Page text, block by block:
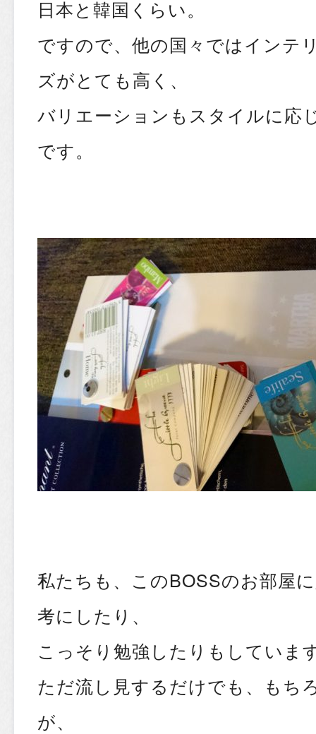
日本と韓国くらい。
ですので、他の国々ではインテ
ズがとても高く、
バリエーションもスタイルに応
です。
私たちも、このBOSSのお部屋
考にしたり、
こっそり勉強したりもしていま
ただ流し見するだけでも、もち
が、